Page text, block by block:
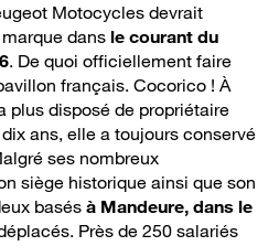
Motocycles devrait
dans le courant du
. De quoi officiellement faire
français. Cocorico ! À
plus disposé de propriétaire
ans, elle a toujours conservé
ses nombreux
siège historique ainsi que son
basés à Mandeure, dans le
Près de 250 salariés